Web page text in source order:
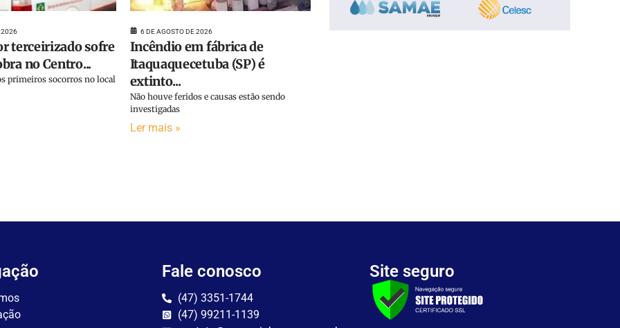
2026
terceirizado sofre
no Centro...
primeiros socorros no local
6 DE AGOSTO DE 2026
Incêndio em fábrica de
Itaquaquecetuba (SP) é
extinto...
Não houve feridos e causas estão sendo
investigadas
Ler mais »
Fale conosco
(47) 3351-1744
(47) 99211-1139
Site seguro